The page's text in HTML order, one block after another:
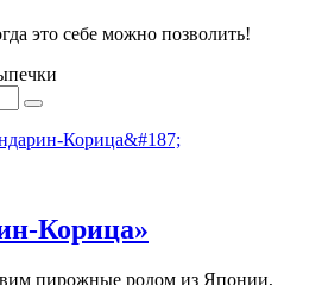
это себе можно позволить!
Корица»
пирожные родом из Японии,